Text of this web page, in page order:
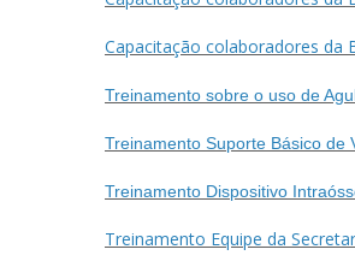
Capacitação colaboradores da
Treinamento sobre o uso de
Treinamento Suporte Básico de
Treinamento Dispositivo
Treinamento Equipe da